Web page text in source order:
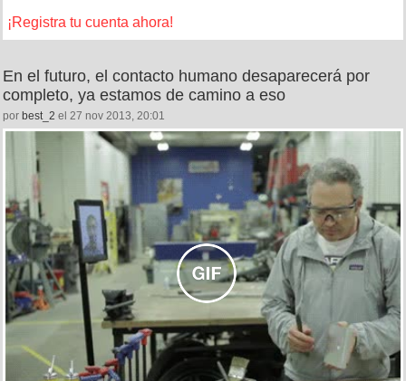
¡Registra tu cuenta ahora!
En el futuro, el contacto humano desaparecerá por
completo, ya estamos de camino a eso
por best_2 el 27 nov 2013, 20:01